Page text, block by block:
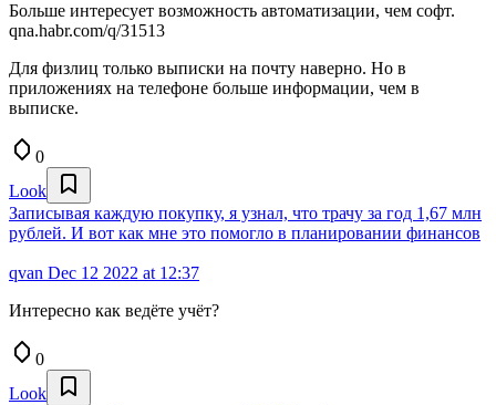
Больше интересует возможность автоматизации, чем софт.
qna.habr.com/q/31513
Для физлиц только выписки на почту наверно. Но в
приложениях на телефоне больше информации, чем в
выписке.
0
Look
Записывая каждую покупку, я узнал, что трачу за год 1,67 млн
рублей. И вот как мне это помогло в планировании финансов
qvan Dec 12 2022 at 12:37
Интересно как ведёте учёт?
0
Look